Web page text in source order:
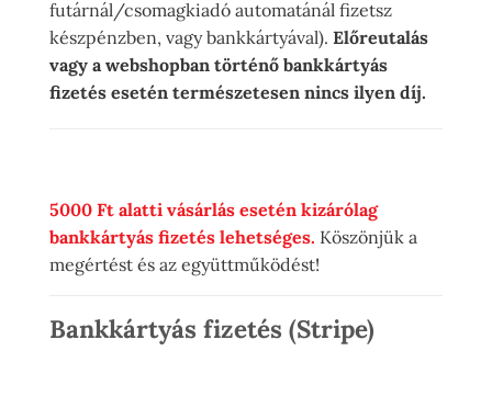
futárnál/csomagkiadó automatánál fizetsz
készpénzben, vagy bankkártyával). Előreutalás
vagy a webshopban történő bankkártyás
fizetés esetén természetesen nincs ilyen díj.
5000 Ft alatti vásárlás esetén kizárólag
bankkártyás fizetés lehetséges. Köszönjük a
megértést és az együttműködést!
Bankkártyás fizetés (Stripe)